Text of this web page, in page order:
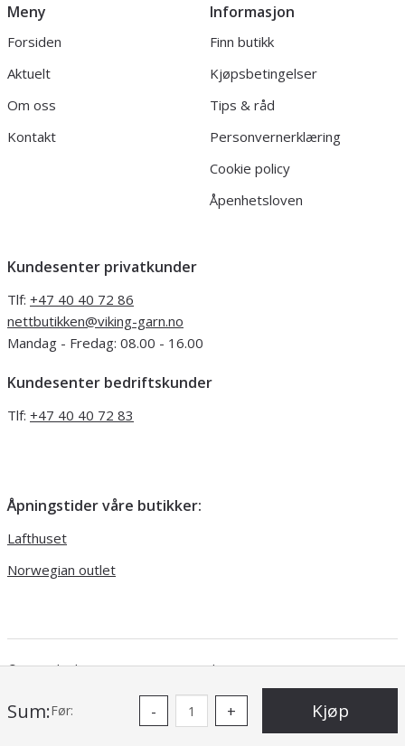
Sum:Før: - + Kjøp
Meny
Forsiden
Aktuelt
Om oss
Kontakt
Informasjon
Finn butikk
Kjøpsbetingelser
Tips & råd
Personvernerklæring
Cookie policy
Åpenhetsloven
Kundesenter privatkunder
Tlf: +47 40 40 72 86
nettbutikken@viking-garn.no
Mandag - Fredag: 08.00 - 16.00
Kundesenter bedriftskunder
Tlf: +47 40 40 72 83
Åpningstider våre butikker:
Lafthuset
Norwegian outlet
© 2026 | Viking Garn Uni Micro Web